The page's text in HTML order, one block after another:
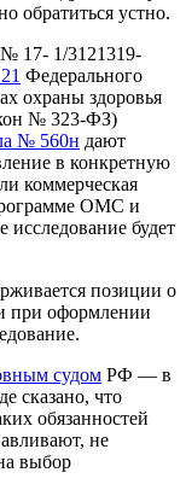
обратиться устно.
17- 1/3121319-
Федерального
охраны здоровья
№ 323-ФЗ)
№ 560н дают
в конкретную
коммерческая
ОМС и
исследование будет
позиции о
при оформлении
cудом РФ — в
сказано, что
обязанностей
не
выбор